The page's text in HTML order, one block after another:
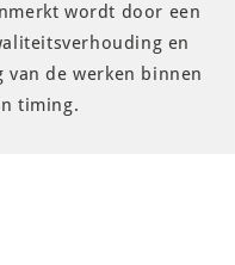
wordt door een
en
van de werken binnen
timing.